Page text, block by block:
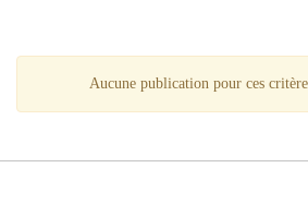
Aucune publication pour ces